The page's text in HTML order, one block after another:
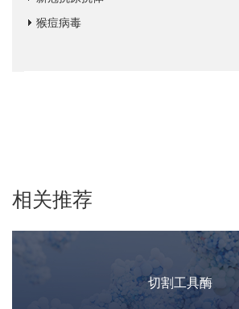
猴痘病毒
相关推荐
切割工具酶